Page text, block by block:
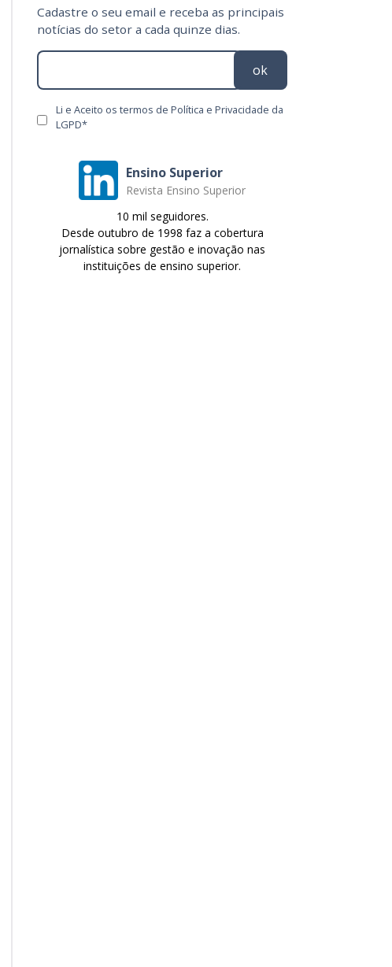
Cadastre o seu email e receba as principais
notícias do setor a cada quinze dias.
ok
Li e Aceito os termos de Política e Privacidade da
LGPD*
Ensino Superior
Revista Ensino Superior
10 mil seguidores.
Desde outubro de 1998 faz a cobertura
jornalística sobre gestão e inovação nas
instituições de ensino superior.